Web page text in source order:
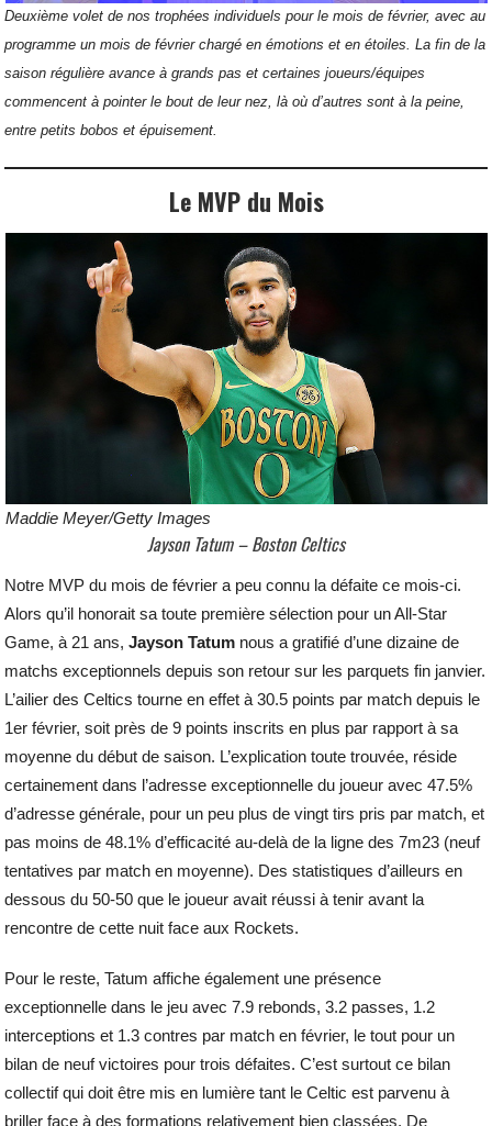
Deuxième volet de nos trophées individuels pour le mois de février, avec au
programme un mois de février chargé en émotions et en étoiles. La fin de la
saison régulière avance à grands pas et certaines joueurs/équipes
commencent à pointer le bout de leur nez, là où d’autres sont à la peine,
entre petits bobos et épuisement.
Le MVP du Mois
Maddie Meyer/Getty Images
Jayson Tatum – Boston Celtics
Notre MVP du mois de février a peu connu la défaite ce mois-ci.
Alors qu’il honorait sa toute première sélection pour un All-Star
Game, à 21 ans,Jayson Tatum nous a gratifié d’une dizaine de
matchs exceptionnels depuis son retour sur les parquets fin janvier.
L’ailier des Celtics tourne en effet à 30.5 points par match depuis le
1er février, soit près de 9 points inscrits en plus par rapport à sa
moyenne du début de saison. L’explication toute trouvée, réside
certainement dans l’adresse exceptionnelle du joueur avec 47.5%
d’adresse générale, pour un peu plus de vingt tirs pris par match, et
pas moins de 48.1% d’efficacité au-delà de la ligne des 7m23 (neuf
tentatives par match en moyenne). Des statistiques d’ailleurs en
dessous du 50-50 que le joueur avait réussi à tenir avant la
rencontre de cette nuit face aux Rockets.
Pour le reste, Tatum affiche également une présence
exceptionnelle dans le jeu avec 7.9 rebonds, 3.2 passes, 1.2
interceptions et 1.3 contres par match en février, le tout pour un
bilan de neuf victoires pour trois défaites. C’est surtout ce bilan
collectif qui doit être mis en lumière tant le Celtic est parvenu à
briller face à des formations relativement bien classées. De